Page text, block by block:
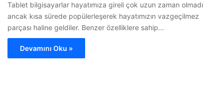
Tablet bilgisayarlar hayatımıza gireli çok uzun zaman olmadı
ancak kısa sürede popülerleşerek hayatımızın vazgeçilmez
parçası haline geldiler. Benzer özelliklere sahip…
Devamını Oku »